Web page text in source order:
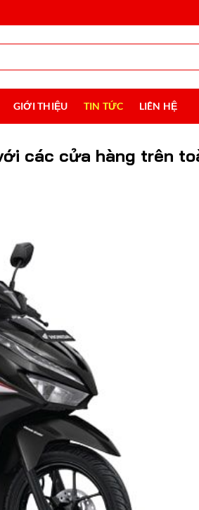
GIỚI THIỆU TIN TỨC LIÊN HỆ
các cửa hàng trên